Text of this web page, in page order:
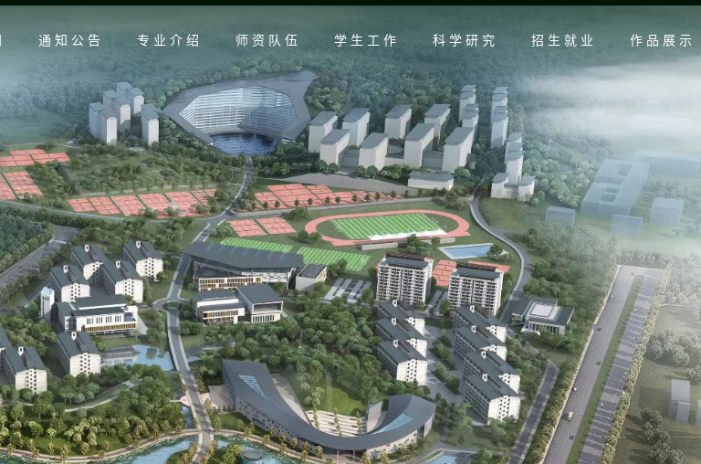
通知公告 专业介绍 师资队伍 学生工作 科学研究 招生就业 作品展示